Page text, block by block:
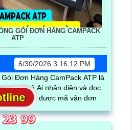
GÓI ĐƠN HÀNG CAMPACK
ATP
6/30/2026 3:16:12 PM
Đơn Hàng CamPack ATP là
nghệ Ai nhận diện và dọc
quay được mã vận đơn